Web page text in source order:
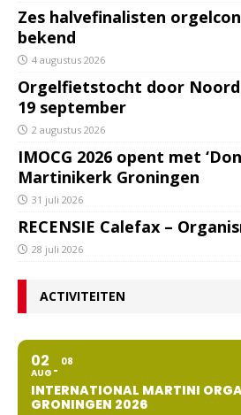
Zes halvefinalisten
bekend
4 augustus 2026
Orgelfietstocht door
19 september
2 augustus 2026
IMOCG 2026 opent met
Martinikerk Groningen
31 juli 2026
RECENSIE Calefax –
28 juli 2026
ACTIVITEITEN
02
AUG
08
INTERNATIONAL MARTINI
GRONINGEN 2026